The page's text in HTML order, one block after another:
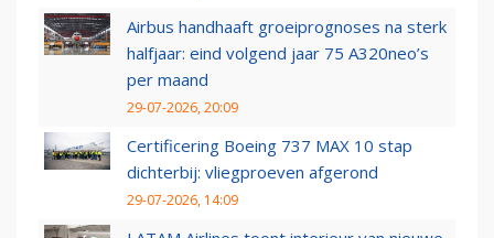
Airbus handhaaft groeiprognoses na sterk
halfjaar: eind volgend jaar 75 A320neo’s
per maand
29-07-2026, 20:09
Certificering Boeing 737 MAX 10 stap
dichterbij: vliegproeven afgerond
29-07-2026, 14:09